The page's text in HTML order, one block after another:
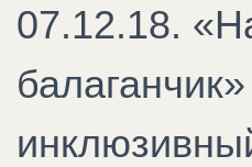
07.12.18.